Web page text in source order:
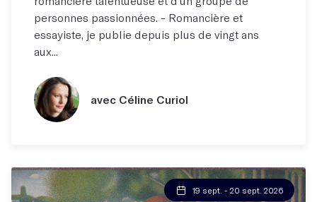
personnes passionnées. - Romancière et
essayiste, je publie depuis plus de vingt ans
aux...
avec Céline Curiol
19 sept. - 20 sept. 2026